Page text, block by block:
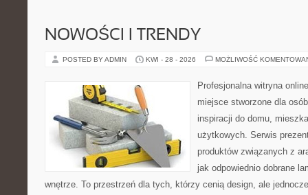
NOWOŚCI I TRENDY
POSTED BY ADMIN KWI - 28 - 2026 MOŻLIWOŚĆ
Profesjonalna witryna
miejsce stworzone dla
inspiracji do domu,
użytkowych. Serwis
produktów związanych z
jak odpowiednio dobrane
wnętrze. To przestrzeń dla tych, którzy cenią design, ale